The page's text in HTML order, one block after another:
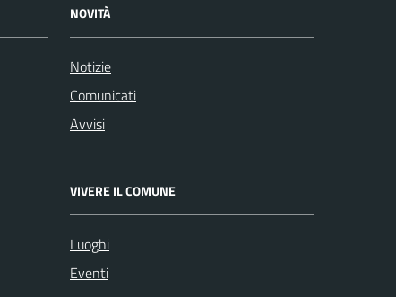
NOVITÀ
Notizie
Comunicati
Avvisi
VIVERE IL COMUNE
Luoghi
Eventi